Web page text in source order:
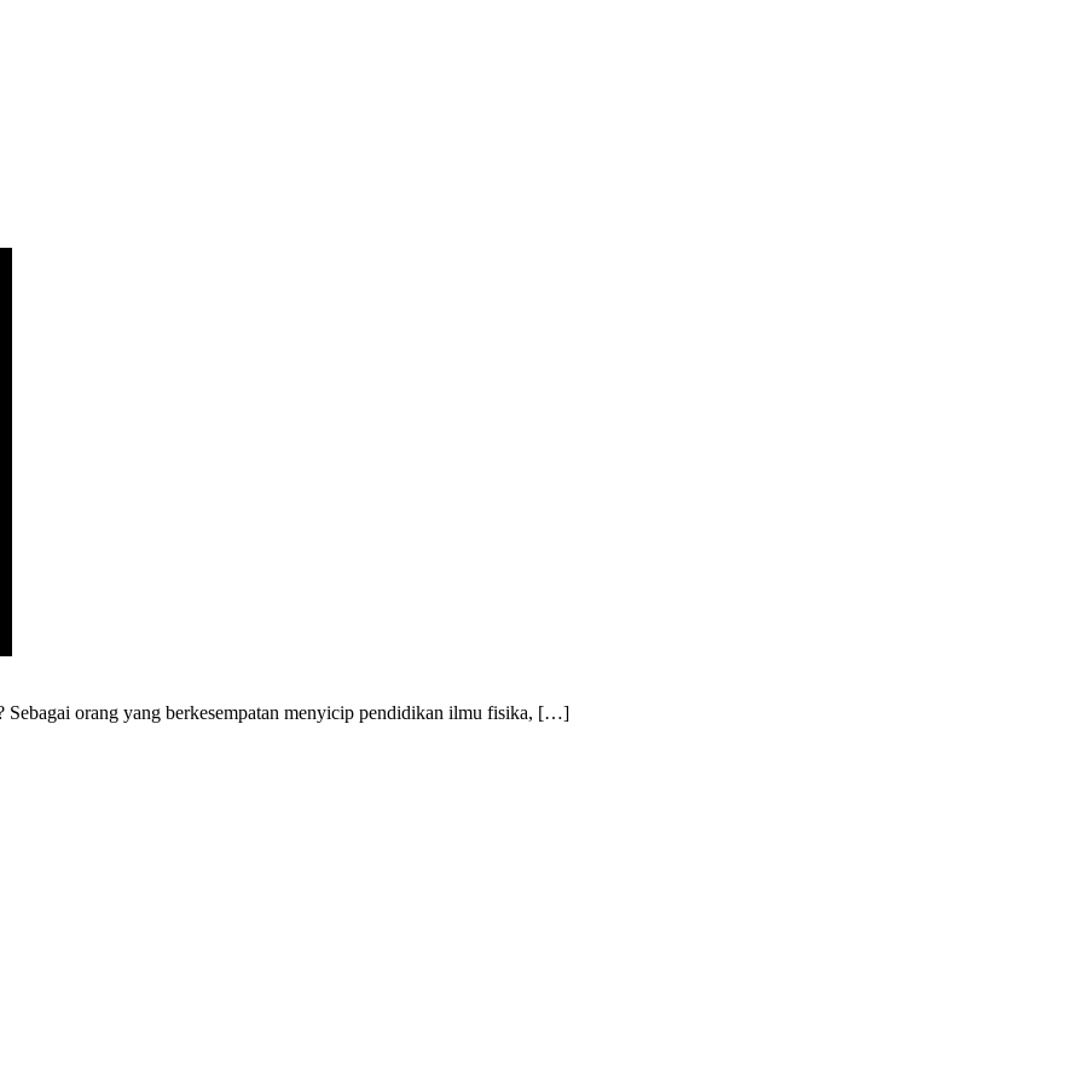
Sebagai orang yang berkesempatan menyicip pendidikan ilmu fisika, […]